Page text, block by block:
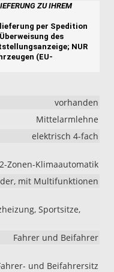
ZU IHREM
per Spedition
des
NUR
(EU-
vorhanden
Mittelarmlehne
elektrisch 4-fach
Zonen-Klimaautomatik
mit Multifunktionen
Sportsitze,
Fahrer und Beifahrer
und Beifahrersitz